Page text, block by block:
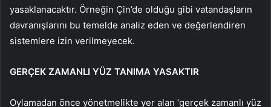
yasaklanacaktır. Örneğin Çin’de olduğu gibi vatandaşların
davranışlarını bu temelde analiz eden ve değerlendiren
sistemlere izin verilmeyecek.
GERÇEK ZAMANLI YÜZ TANIMA YASAKTIR
Oylamadan önce yönetmelikte yer alan ‘gerçek zamanlı yüz